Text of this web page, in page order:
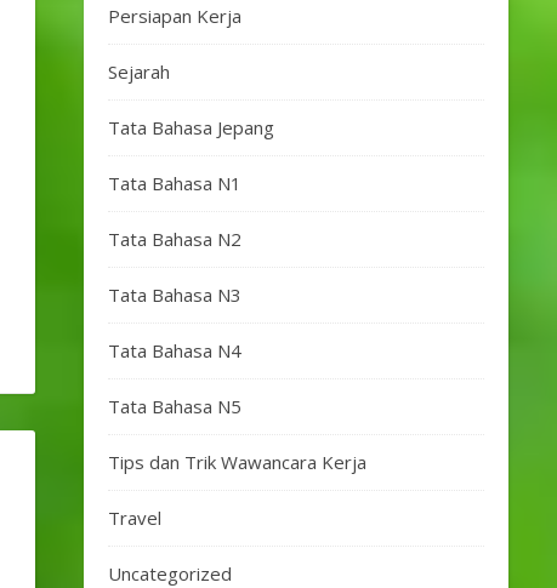
Persiapan Kerja
Sejarah
Tata Bahasa Jepang
Tata Bahasa N1
Tata Bahasa N2
Tata Bahasa N3
Tata Bahasa N4
Tata Bahasa N5
Tips dan Trik Wawancara Kerja
Travel
Uncategorized